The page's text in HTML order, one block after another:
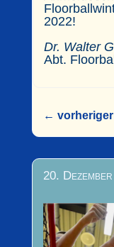
2022!
Dr. Walter
Abt.
←
20.